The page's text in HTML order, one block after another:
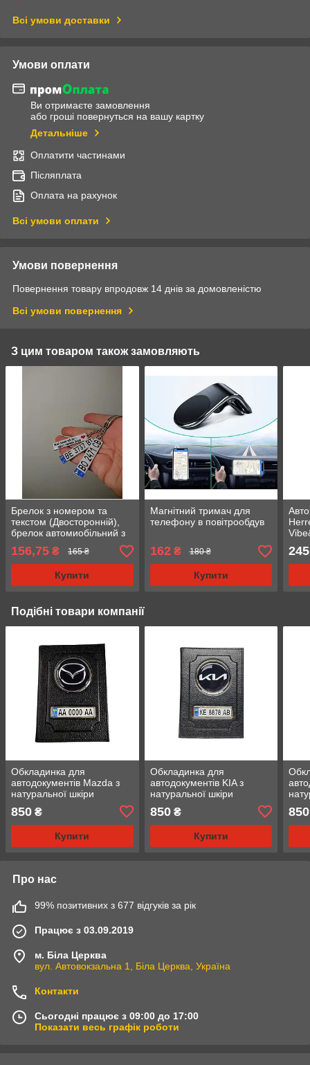
Всі умови доставки
Умови оплати
Ви отримаєте замовлення
або гроші повернуться на вашу картку
Детальніше
Оплатити частинами
Післяплата
Оплата на рахунок
Всі умови оплати
Умови повернення
Повернення товару впродовж 14 днів за домовленістю
Всі умови повернення
З цим товаром також замовляють
Брелок з номером та
текстом (Двосторонній),
брелок автомиобільний з
логотипом
156,75 ₴ 165 ₴
Купити
Магнітний тримач для
телефону в повітрообдув
162₴ 180 ₴
Купити
245
Подібні товари компанії
Обкладинка для
автодокументів Mazda з
натуральної шкіри
850 ₴
Купити
Обкладинка для
автодокументів KIA з
натуральної шкіри
850₴
Купити
850
Про нас
99% позитивних з 677 відгуків за рік
Працює з 03.09.2019
м. Біла Церква
вул. Автовокзальна 1, Біла Церква, Україна
Контакти
Сьогодні працює з 09:00 до 17:00
Показати весь графік роботи